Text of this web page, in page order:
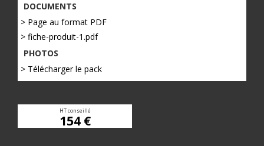
DOCUMENTS
> Page au format PDF
> fiche-produit-1.pdf
PHOTOS
> Télécharger le pack
HT conseillé
154 €